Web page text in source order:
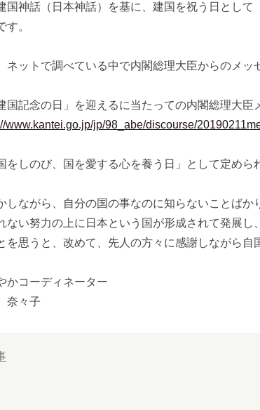
国神話（日本神話）を基に、建国を祝う日として
す。
ネットで調べている中で内閣総理大臣からのメッ
記念の日」を迎えるに当たっての内閣総理大臣
www.kantei.go.jp/jp/98_abe/discourse/
をしのび、国を愛する心を養う日」として定めら
しながら、自分の国の事なのに知らないことばか
ない努力の上に日本という国が形成されて発展し
を思うと、改めて、先人の方々に感謝しながら自
かコーディネーター
々子